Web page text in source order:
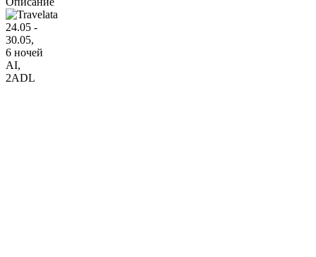
24.05 -
30.05,
6 ночей
AI,
2ADL